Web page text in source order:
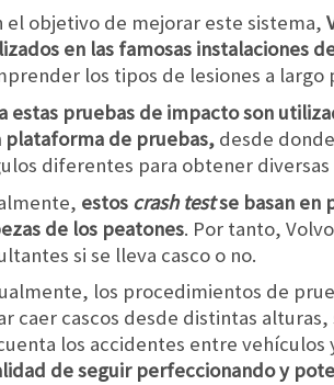
el objetivo de mejorar este sistema,
en las famosas instalaciones
los tipos de lesiones a largo
estas pruebas de impacto son
plataforma de pruebas, desde
diferentes para obtener
estos crash testse basan en
de los peatones. Por tanto,
si se lleva casco o no.
los procedimientos de
caer cascos desde distintas
los accidentes entre vehículos
de seguir perfeccionando y